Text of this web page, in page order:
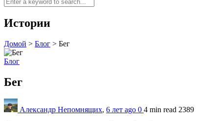
Истории
Домой > Блог > Бег
Блог
Бег
Александр Непомнящих, 6 лет ago 0 4 min read 2389